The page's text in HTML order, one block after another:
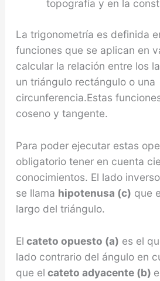
topografía y en la
La trigonometría es definida
funciones que se aplican en
calcular la relación entre los
un triángulo rectángulo o una
circunferencia.Estas
coseno y tangente.
Para poder ejecutar estas
obligatorio tener en cuenta
conocimientos. El lado
se llama hipotenusa (c) que
largo del triángulo.
El cateto opuesto (a) es el
lado contrario del ángulo en
que el cateto adyacente (b)